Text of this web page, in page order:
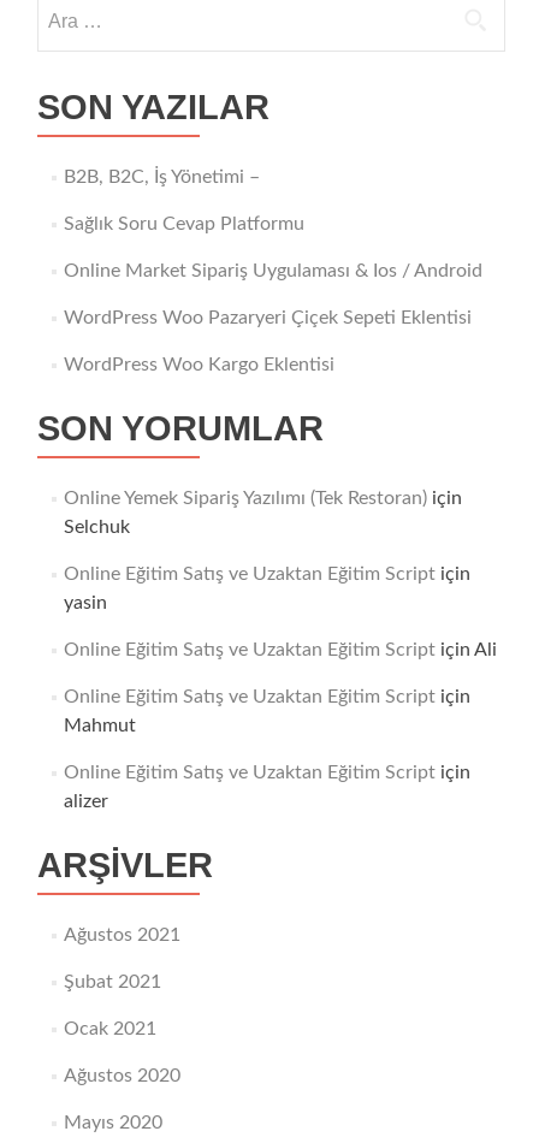
SON YAZILAR
B2B, B2C, İş Yönetimi –
Sağlık Soru Cevap Platformu
Online Market Sipariş Uygulaması & Ios / Android
WordPress Woo Pazaryeri Çiçek Sepeti Eklentisi
WordPress Woo Kargo Eklentisi
SON YORUMLAR
Online Yemek Sipariş Yazılımı (Tek Restoran)için
Selchuk
Online Eğitim Satış ve Uzaktan Eğitim Scriptiçin
yasin
Online Eğitim Satış ve Uzaktan Eğitim Scriptiçin Ali
Online Eğitim Satış ve Uzaktan Eğitim Scriptiçin
Mahmut
Online Eğitim Satış ve Uzaktan Eğitim Scriptiçin
alizer
ARŞIVLER
Ağustos 2021
Şubat 2021
Ocak 2021
Ağustos 2020
Mayıs 2020